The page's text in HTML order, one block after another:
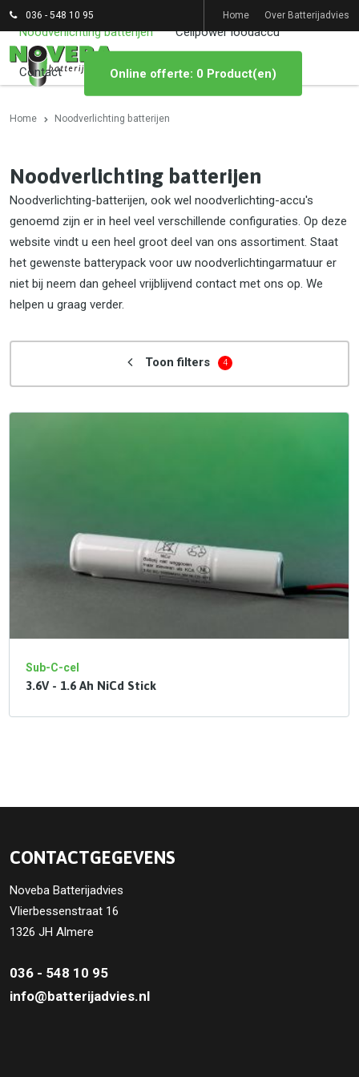
036 - 548 10 95 Home Over Batterijadvies
Noodverlichting batterijen Cellpower loodaccu
Contact Online offerte: 0 Product(en)
Home Noodverlichting batterijen
Noodverlichting batterijen
Noodverlichting-batterijen, ook wel noodverlichting-accu's
genoemd zijn er in heel veel verschillende configuraties. Op deze
website vindt u een heel groot deel van ons assortiment. Staat
het gewenste batterypack voor uw noodverlichtingarmatuur er
niet bij neem dan geheel vrijblijvend contact met ons op. We
helpen u graag verder.
Toon filters 4
Sub-C-cel
3.6V - 1.6 Ah NiCd Stick
CONTACTGEGEVENS
Noveba Batterijadvies
Vlierbessenstraat 16
1326 JH Almere
036 - 548 10 95
info@batterijadvies.nl